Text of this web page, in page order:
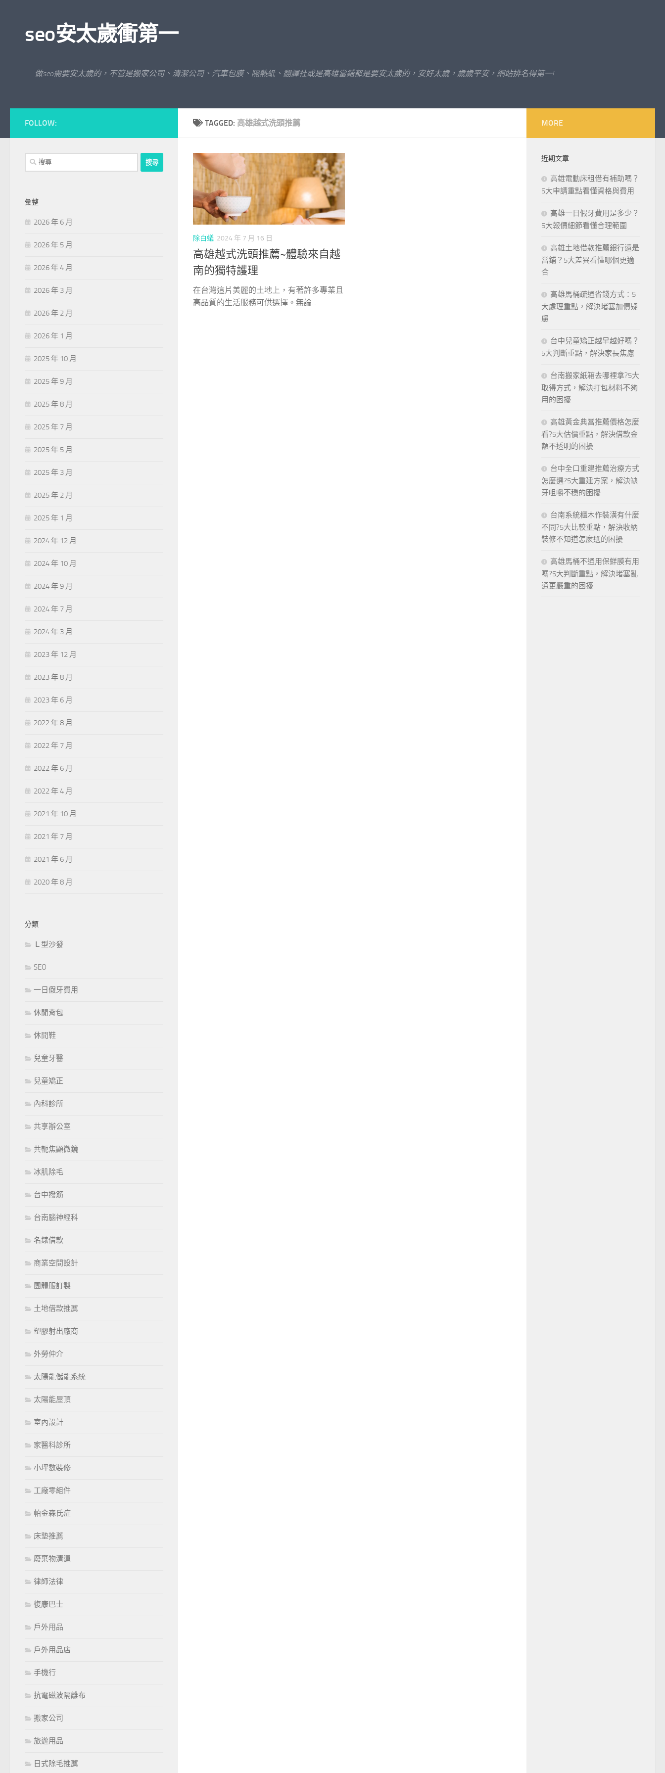
seo安太歲衝第一
做seo需要安太歲的，不管是搬家公司、清潔公司、汽車包膜、隔熱紙、翻譯社或是高雄當鋪都是要安太歲的，安好太歲，歲歲平安，網站排名得第一!
TAGGED: 高雄越式洗頭推薦
除白蟻 2024 年 7 月 16 日
高雄越式洗頭推薦~體驗來自越
南的獨特護理
在台灣這片美麗的土地上，有著許多專業且
高品質的生活服務可供選擇。無論...
FOLLOW:
搜
尋
字:
彙整
2026 年 6 月
2026 年 5 月
2026 年 4 月
2026 年 3 月
2026 年 2 月
2026 年 1 月
2025 年 10 月
2025 年 9 月
2025 年 8 月
2025 年 7 月
2025 年 5 月
2025 年 3 月
2025 年 2 月
2025 年 1 月
2024 年 12 月
2024 年 10 月
2024 年 9 月
2024 年 7 月
2024 年 3 月
2023 年 12 月
2023 年 8 月
2023 年 6 月
2022 年 8 月
2022 年 7 月
2022 年 6 月
2022 年 4 月
2021 年 10 月
2021 年 7 月
2021 年 6 月
2020 年 8 月
分類
Ｌ型沙發
SEO
一日假牙費用
休閒背包
休閒鞋
兒童牙醫
兒童矯正
內科診所
共享辦公室
共軛焦顯微鏡
冰肌除毛
台中撥筋
台南腦神經科
名錶借款
商業空間設計
團體服訂製
土地借款推薦
塑膠射出廠商
外勞仲介
太陽能儲能系統
太陽能屋頂
室內設計
家醫科診所
小坪數裝修
工廠零組件
帕金森氏症
床墊推薦
廢棄物清運
律師法律
復康巴士
戶外用品
戶外用品店
手機行
抗電磁波隔離布
搬家公司
旅遊用品
日式除毛推薦
MORE
近期文章
高雄電動床租借有補助嗎？
5大申請重點看懂資格與費用
高雄一日假牙費用是多少？
5大報價細節看懂合理範圍
高雄土地借款推薦銀行還是
當鋪？5大差異看懂哪個更適
合
高雄馬桶疏通省錢方式：5
大處理重點，解決堵塞加價疑
慮
台中兒童矯正越早越好嗎？
5大判斷重點，解決家長焦慮
台南搬家紙箱去哪裡拿?5大
取得方式，解決打包材料不夠
用的困擾
高雄黃金典當推薦價格怎麼
看?5大估價重點，解決借款金
額不透明的困擾
台中全口重建推薦治療方式
怎麼選?5大重建方案，解決缺
牙咀嚼不穩的困擾
台南系統櫃木作裝潢有什麼
不同?5大比較重點，解決收納
裝修不知道怎麼選的困擾
高雄馬桶不通用保鮮膜有用
嗎?5大判斷重點，解決堵塞亂
通更嚴重的困擾